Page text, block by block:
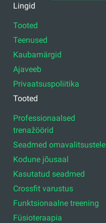
Lingid
Tooted
Teenused
Kaubamärgid
Ajaveeb
Privaatsuspoliitika
Tooted
Professionaalsed
trenažöörid
Seadmed omavalitsustele
Kodune jõusaal
Kasutatud seadmed
Crossfit varustus
Funktsionaalne treening
Füsioteraapia